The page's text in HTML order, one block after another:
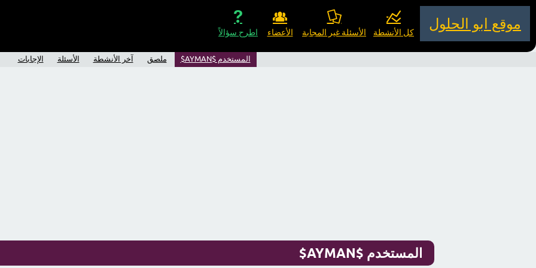
موقع ابو الحلول
كل الأنشطة الأسئلة غير المجابة الأعضاء اطرح سؤالاً
المستخدم $AYMAN$ ملصق آخر الأنشطة الأسئلة الإجابات
المستخدم $AYMAN$